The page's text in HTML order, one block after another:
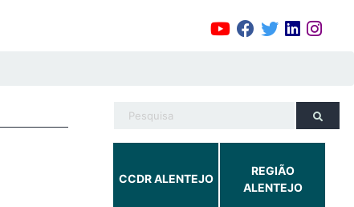
CCDR ALENTEJO
REGIÃO
ALENTEJO